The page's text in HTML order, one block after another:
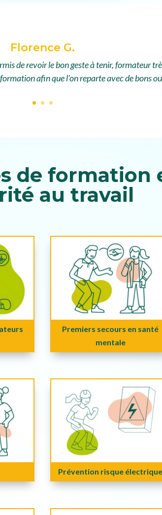
Florence G.
de revoir le bon geste à tenir, formateur
afin que l’on reparte avec de bons
de formation
au travail
Premiers secours en santé
mentale
Prévention risque électrique